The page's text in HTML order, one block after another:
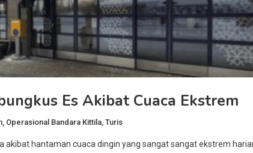
Es Akibat Cuaca Ekstrem
, Operasional Bandara Kittila, Turis
akibat hantaman cuaca dingin yang sangat sangat ekstrem